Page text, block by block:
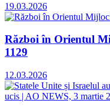
19.03.2026
Război în Orientul
1129
12.03.2026